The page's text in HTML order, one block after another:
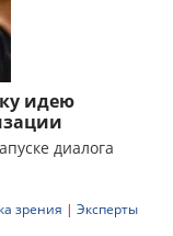
идею
диалога
зрения | Эксперты